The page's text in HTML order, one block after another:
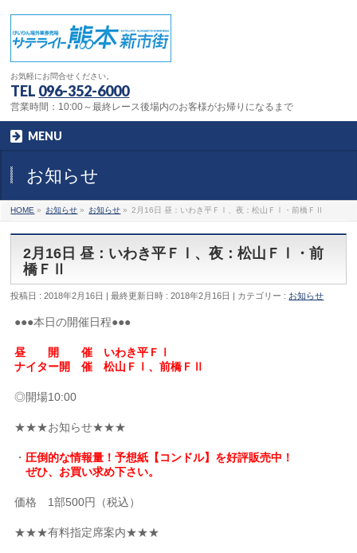
お気軽にお問合せください。
TEL 096-352-6000
営業時間：10:00～最終レース後場内のお客様がお帰りになるまで
MENU
お知らせ
HOME » お知らせ » お知らせ » 2月16日 昼：いわき平ＦⅠ、夜：松山ＦⅠ・前橋ＦⅡ
2月16日 昼：いわき平ＦⅠ、夜：松山ＦⅠ・前
橋ＦⅡ
投稿日 : 2018年2月16日 最終更新日時 : 2018年2月16日 カテゴリー : お知らせ
●●●本日の開催日程●●●
昼 開 催 いわき平ＦⅠ
ナイター開 催 松山ＦⅠ、前橋ＦⅡ
◎開場10:00
★★★お知らせ★★★
・ 圧倒的な情報量！予想紙【コンドル】を好評販売中！
ぜひ、お買い求め下さい。
価格 1部500円（税込）
★★★有料指定席案内★★★